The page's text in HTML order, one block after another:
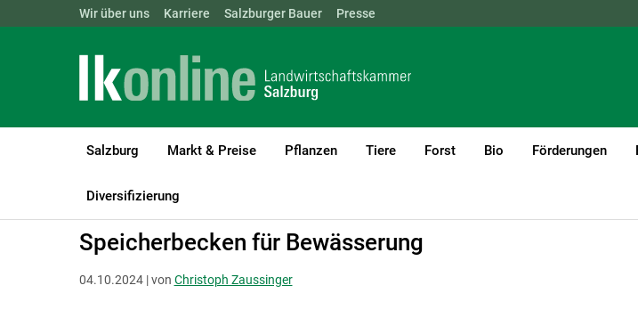
Landwirtschaftskammern: ÖSTERREICH BGLD KTN
Wir über uns Karriere Salzburger Bauer Presse
Salzburg Markt & Preise Pflanzen Tiere Forst Bio Förderungen
Diversifizierung
LK Salzburg Bauen, Energie & Technik
Speicherbecken für Bewässerung
04.10.2024 | von Christoph Zaussinger